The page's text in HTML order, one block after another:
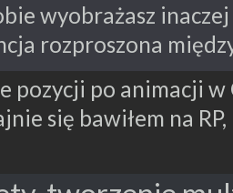
wyobrażasz
rozproszona
pozycji po animacji
się bawiłem na